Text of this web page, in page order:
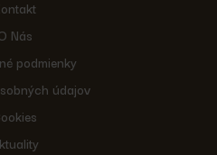
Nás
podmienky
údajov